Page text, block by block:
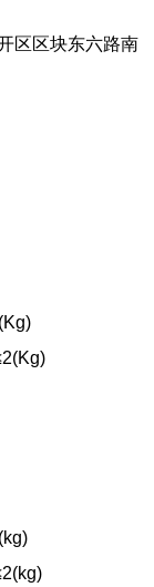
区区块东六路南